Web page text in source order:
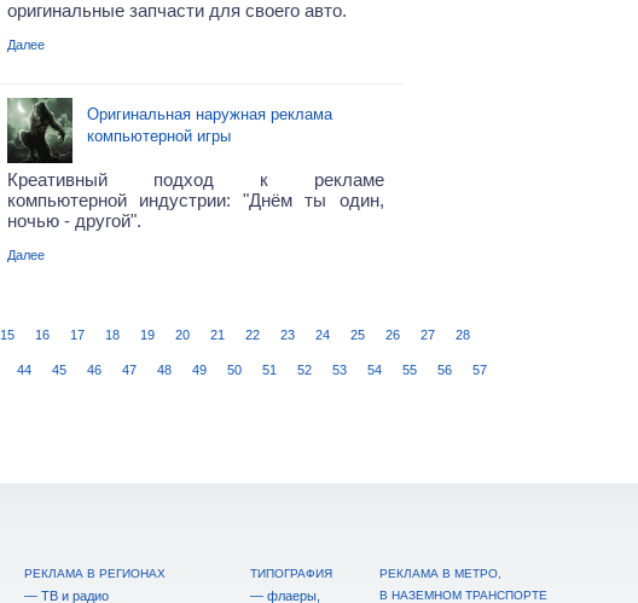
оригинальные запчасти для своего авто.
Далее
Оригинальная наружная реклама
компьютерной игры
Креативный подход к рекламе
компьютерной индустрии: "Днём ты один,
ночью - другой".
Далее
15 16 17 18 19 20 21 22 23 24 25 26 27 28
44 45 46 47 48 49 50 51 52 53 54 55 56 57
РЕКЛАМА В РЕГИОНАХ
— ТВ и радио
ТИПОГРАФИЯ
— флаеры,
РЕКЛАМА В МЕТРО,
В НАЗЕМНОМ ТРАНСПОРТЕ